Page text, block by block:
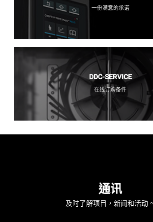
一份满意的承诺
DDC-SERVICE
在线订购备件
通讯
及时了解项目，新闻和活动。